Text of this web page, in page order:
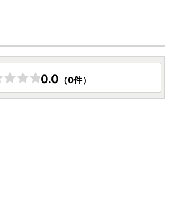
0.0 （0件）